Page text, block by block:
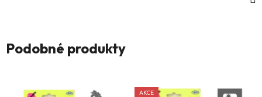
Podobné produkty
AKCE